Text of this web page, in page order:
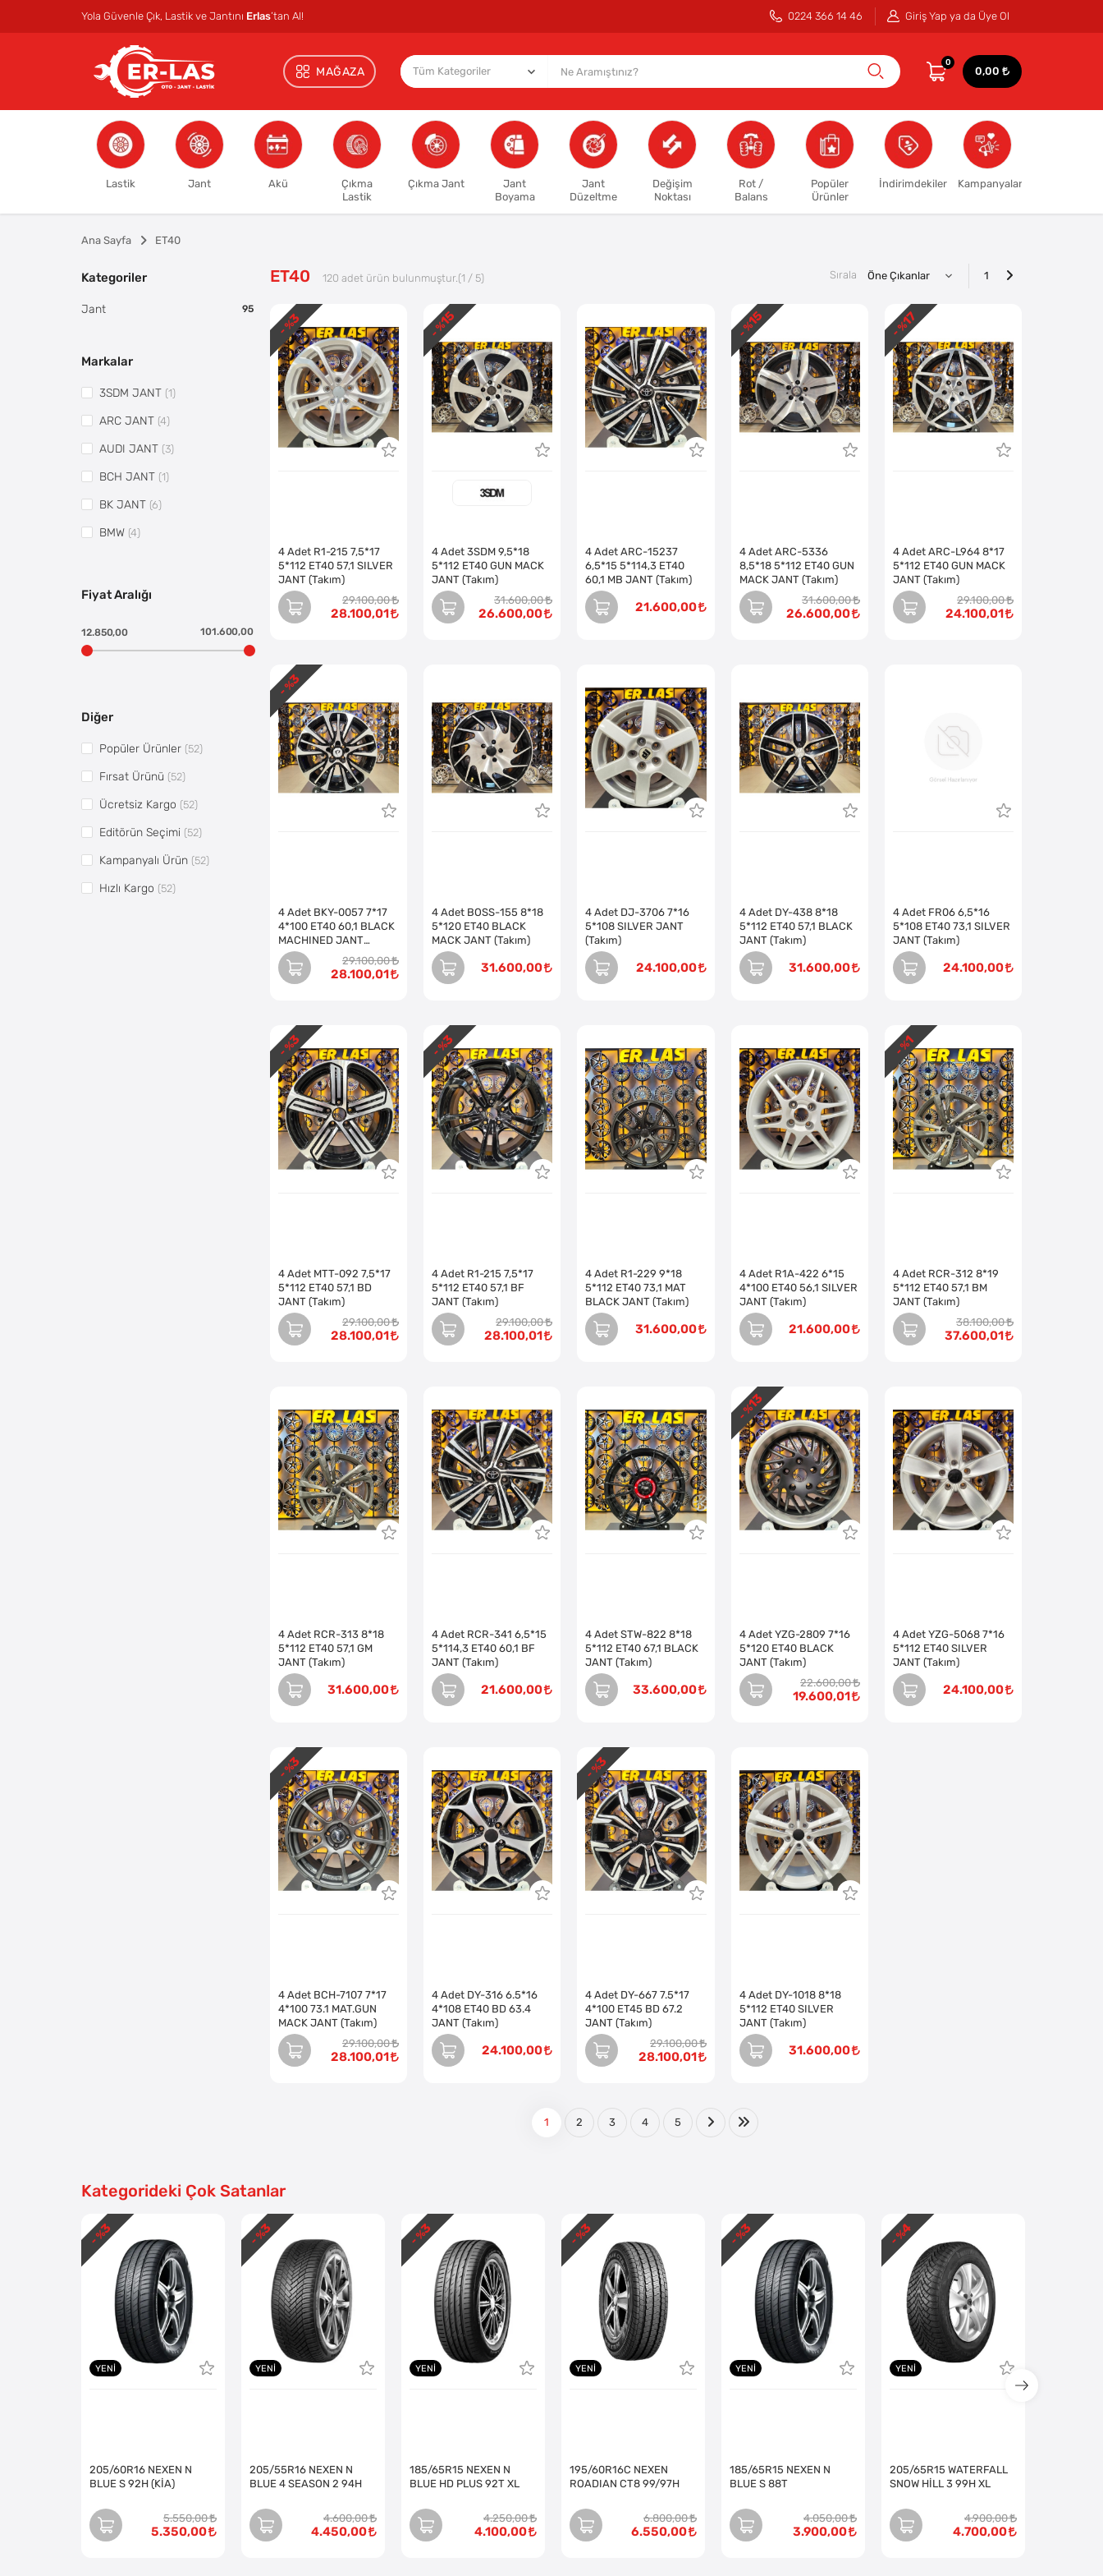
Yola Güvenle Çık, Lastik ve Jantını Erlas’tan Al! 0224 366 14 46 Giriş Yap ya da Üye Ol
MAĞAZA
0
0,00
Lastik Jant Akü
Çıkma
Lastik
Çıkma Jant
Jant
Boyama
Jant
Düzeltme
Değişim
Noktası
Rot /
Balans
Popüler
Ürünler
İndirimdekiler Kampanyalar
Ana Sayfa ET40
ET40 120 adet ürün bulunmuştur.(1 / 5) Sırala 1
4 Adet R1-215 7,5*17
5*112 ET40 57,1 SILVER
JANT (Takım)
29.100,00
28.100,01
- %
3
4 Adet 3SDM 9,5*18
5*112 ET40 GUN MACK
JANT (Takım)
31.600,00
26.600,00
- %
15
4 Adet ARC-15237
6,5*15 5*114,3 ET40
60,1 MB JANT (Takım)
21.600,00
4 Adet ARC-5336
8,5*18 5*112 ET40 GUN
MACK JANT (Takım)
31.600,00
26.600,00
- %
15
4 Adet ARC-L964 8*17
5*112 ET40 GUN MACK
JANT (Takım)
29.100,00
24.100,01
- %
17
4 Adet BKY-0057 7*17
4*100 ET40 60,1 BLACK
MACHINED JANT
(Takım)
29.100,00
28.100,01
- %
3
4 Adet BOSS-155 8*18
5*120 ET40 BLACK
MACK JANT (Takım)
31.600,00
4 Adet DJ-3706 7*16
5*108 SILVER JANT
(Takım)
24.100,00
4 Adet DY-438 8*18
5*112 ET40 57,1 BLACK
JANT (Takım)
31.600,00
4 Adet FR06 6,5*16
5*108 ET40 73,1 SILVER
JANT (Takım)
24.100,00
4 Adet MTT-092 7,5*17
5*112 ET40 57,1 BD
JANT (Takım)
29.100,00
28.100,01
- %
3
4 Adet R1-215 7,5*17
5*112 ET40 57,1 BF
JANT (Takım)
29.100,00
28.100,01
- %
3
4 Adet R1-229 9*18
5*112 ET40 73,1 MAT
BLACK JANT (Takım)
31.600,00
4 Adet R1A-422 6*15
4*100 ET40 56,1 SILVER
JANT (Takım)
21.600,00
4 Adet RCR-312 8*19
5*112 ET40 57,1 BM
JANT (Takım)
38.100,00
37.600,01
- %
1
4 Adet RCR-313 8*18
5*112 ET40 57,1 GM
JANT (Takım)
31.600,00
4 Adet RCR-341 6,5*15
5*114,3 ET40 60,1 BF
JANT (Takım)
21.600,00
4 Adet STW-822 8*18
5*112 ET40 67,1 BLACK
JANT (Takım)
33.600,00
4 Adet YZG-2809 7*16
5*120 ET40 BLACK
JANT (Takım)
22.600,00
19.600,01
- %
13
4 Adet YZG-5068 7*16
5*112 ET40 SILVER
JANT (Takım)
24.100,00
4 Adet BCH-7107 7*17
4*100 73.1 MAT.GUN
MACK JANT (Takım)
29.100,00
28.100,01
- %
3
4 Adet DY-316 6.5*16
4*108 ET40 BD 63.4
JANT (Takım)
24.100,00
4 Adet DY-667 7.5*17
4*100 ET45 BD 67.2
JANT (Takım)
29.100,00
28.100,01
- %
3
4 Adet DY-1018 8*18
5*112 ET40 SILVER
JANT (Takım)
31.600,00
1 2 3 4 5
Kategoriler
Jant 95
Markalar
3SDM JANT (1)
ARC JANT (4)
AUDI JANT (3)
BCH JANT (1)
BK JANT (6)
BMW (4)
BOSS JANT
HYUNDAİ
KM JANT
KÖNIG JANT (4)
MERCEDES (2)
MTT JANT (1)
NİSSAN(2)
OPEL
Fiyat Aralığı
12.850,00 101.600,00
Diğer
Popüler Ürünler (52)
Fırsat Ürünü (52)
Ücretsiz Kargo (52)
Editörün Seçimi (52)
Kampanyalı Ürün (52)
Hızlı Kargo (52)
Kategorideki Çok Satanlar
YENI
205/60R16 NEXEN N
BLUE S 92H (KİA)
5.550,00
5.350,00
- %
3
YENI
205/55R16 NEXEN N
BLUE 4 SEASON 2 94H
4.600,00
4.450,00
- %
3
YENI
185/65R15 NEXEN N
BLUE HD PLUS 92T XL
4.250,00
4.100,00
- %
3
YENI
195/60R16C NEXEN
ROADIAN CT8 99/97H
6.800,00
6.550,00
- %
3
YENI
185/65R15 NEXEN N
BLUE S 88T
4.050,00
3.900,00
- %
3
YENI
205/65R15 WATERFALL
SNOW HİLL 3 99H XL
4.900,00
4.700,00
- %
4